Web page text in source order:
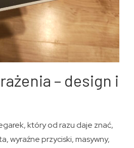
– design i
który od razu daje znać,
wyraźne przyciski, masywny,